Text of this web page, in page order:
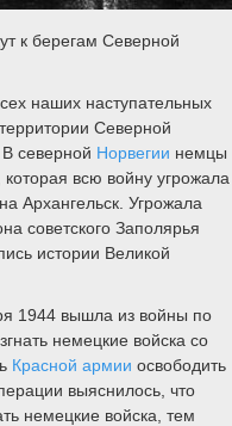
к берегам Северной
наших наступательных
Северной
северной Норвегии немцы
всю войну угрожала
Архангельск. Угрожала
советского Заполярья
истории Великой
1944 вышла из войны по
немецкие войска со
Красной армии освободить
выяснилось, что
немецкие войска, тем